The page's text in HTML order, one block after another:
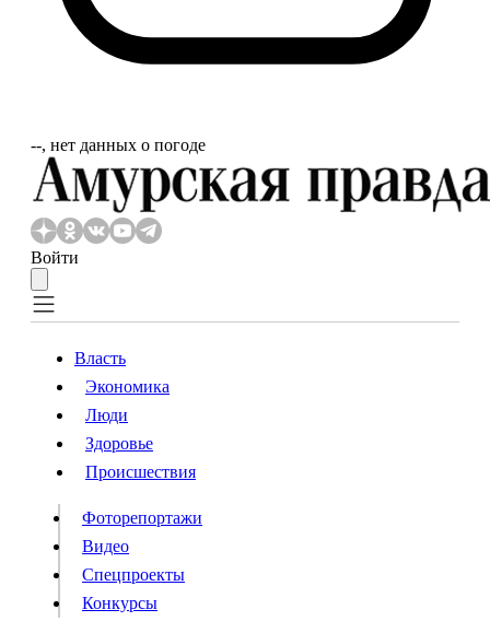
‐‐, нет данных о погоде
Войти
Власть
Происшествия
Видео
Конкурсы
Власть
Экономика
Люди
Здоровье
Происшествия
Фоторепортажи
Видео
Спецпроекты
Конкурсы